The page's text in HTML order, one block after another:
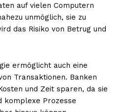
auf vielen Computern
unmöglich, sie zu
das Risiko von Betrug und
ermöglicht auch eine
Transaktionen. Banken
und Zeit sparen, da sie
komplexe Prozesse